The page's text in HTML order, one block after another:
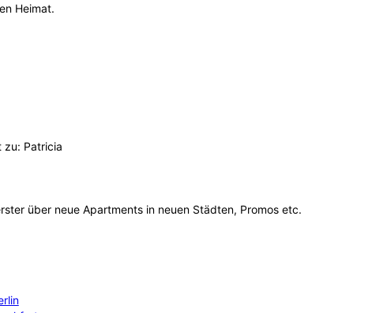
Heimat.
zu: Patricia
über neue Apartments in neuen Städten, Promos etc.